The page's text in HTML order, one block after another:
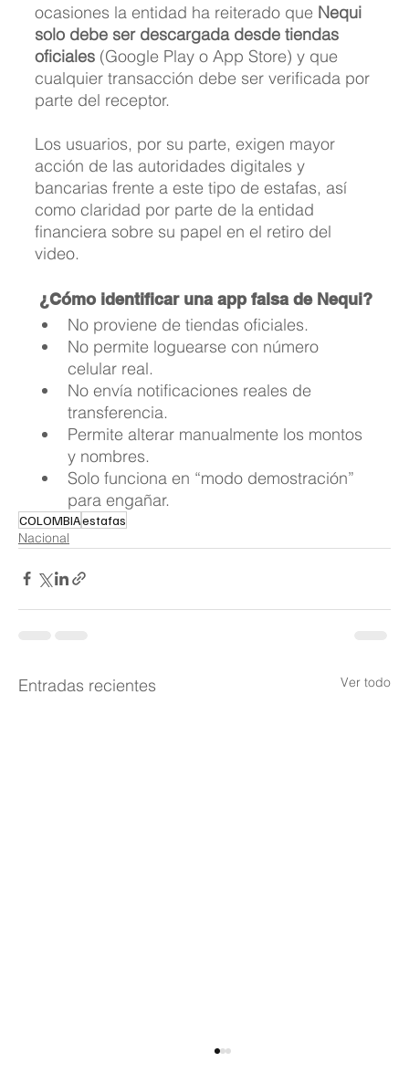
ocasiones la entidad ha reiterado que Nequi
solo debe ser descargada desde tiendas
oficiales (Google Play o App Store) y que
cualquier transacción debe ser verificada por
parte del receptor.
Los usuarios, por su parte, exigen mayor
acción de las autoridades digitales y
bancarias frente a este tipo de estafas, así
como claridad por parte de la entidad
financiera sobre su papel en el retiro del
video.
¿Cómo identificar una app falsa de Nequi?
No proviene de tiendas oficiales.
No permite loguearse con número
celular real.
No envía notificaciones reales de
transferencia.
Permite alterar manualmente los montos
y nombres.
Solo funciona en “modo demostración”
para engañar.
COLOMBIAestafas
Nacional
Entradas recientes Ver todo